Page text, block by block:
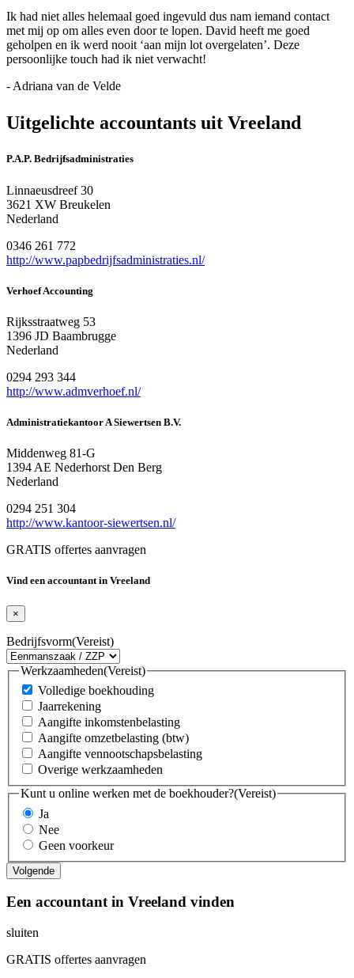
Ik had niet alles helemaal goed ingevuld dus nam iemand contact
met mij op om alles even door te lopen. David heeft me goed
geholpen en ik werd nooit ‘aan mijn lot overgelaten’. Deze
persoonlijke touch had ik niet verwacht!
- Adriana van de Velde
Uitgelichte accountants uit Vreeland
P.A.P. Bedrijfsadministraties
Linnaeusdreef 30
3621 XW Breukelen
Nederland
0346 261 772
http://www.papbedrijfsadministraties.nl/
Verhoef Accounting
Rijksstraatweg 53
1396 JD Baambrugge
Nederland
0294 293 344
http://www.admverhoef.nl/
Administratiekantoor A Siewertsen B.V.
Middenweg 81-G
1394 AE Nederhorst Den Berg
Nederland
0294 251 304
http://www.kantoor-siewertsen.nl/
GRATIS offertes aanvragen
Vind een accountant in Vreeland
×
Bedrijfsvorm(Vereist)
Werkzaamheden(Vereist)
Volledige boekhouding
Jaarrekening
Aangifte inkomstenbelasting
Aangifte omzetbelasting (btw)
Aangifte vennootschapsbelasting
Overige werkzaamheden
Kunt u online werken met de boekhouder?(Vereist)
Ja
Nee
Geen voorkeur
Een accountant in Vreeland vinden
sluiten
GRATIS offertes aanvragen